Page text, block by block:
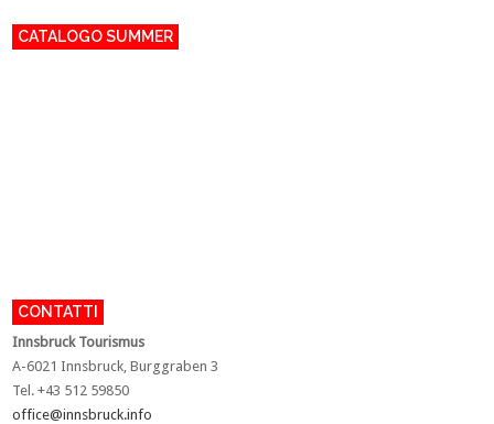
CATALOGO SUMMER
CONTATTI
Innsbruck Tourismus
A-6021 Innsbruck, Burggraben 3
Tel. +43 512 59850
office@innsbruck.info